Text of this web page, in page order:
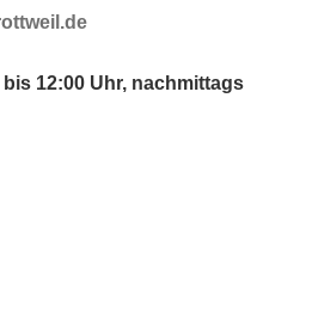
12:00 Uhr, nachmittags